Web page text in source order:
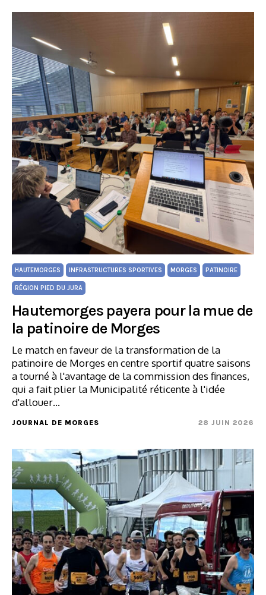
HAUTEMORGES INFRASTRUCTURES SPORTIVES MORGES PATINOIRE
RÉGION PIED DU JURA
Hautemorges payera pour la mue de
la patinoire de Morges
Le match en faveur de la transformation de la
patinoire de Morges en centre sportif quatre saisons
a tourné à l'avantage de la commission des finances,
qui a fait plier la Municipalité réticente à l'idée
d'allouer…
JOURNAL DE MORGES 28 JUIN 2026